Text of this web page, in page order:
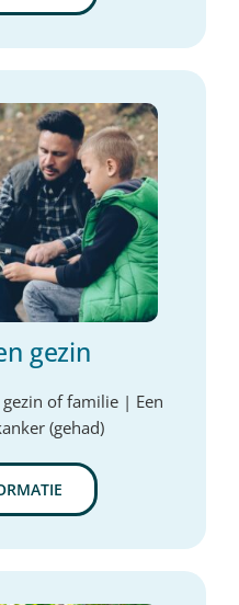
gezin
of familie | Een
(gehad)